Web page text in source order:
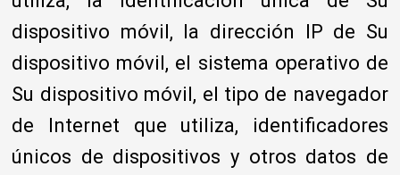
dispositivo móvil, la dirección IP de Su
dispositivo móvil, el sistema operativo de
Su dispositivo móvil, el tipo de navegador
de Internet que utiliza, identificadores
únicos de dispositivos y otros datos de